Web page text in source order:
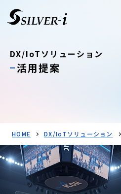
DX/IoTソリューション
活用提案
HOME DX/IoTソリューション